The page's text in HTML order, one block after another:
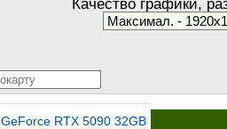
Качество графики,
GeForce RTX 5090 32GB